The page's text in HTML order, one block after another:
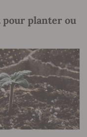
planter ou